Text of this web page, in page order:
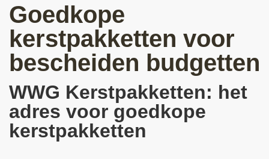
Goedkope
kerstpakketten voor
bescheiden budgetten
WWG Kerstpakketten: het
adres voor goedkope
kerstpakketten